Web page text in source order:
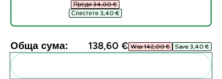
Преди 34,00 €‎
Спестете 3,40 €‎
Обща сума: 138,60 €‎ Was 142,00 €‎ Save 3,40 €‎